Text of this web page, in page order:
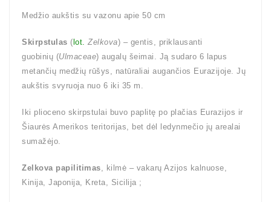
Medžio aukštis su vazonu apie 50 cm
Skirpstulas ( lot. Zelkova) – gentis, priklausanti
guobinių (Ulmaceae) augalų šeimai. Ją sudaro 6 lapus
metančių medžių rūšys, natūraliai augančios Eurazijoje. Jų
aukštis svyruoja nuo 6 iki 35 m.
Iki plioceno skirpstulai buvo paplitę po plačias Eurazijos ir
Šiaurės Amerikos teritorijas, bet dėl ledynmečio jų arealai
sumažėjo.
Zelkova papilitimas, kilmė – vakarų Azijos kalnuose,
Kinija, Japonija, Kreta, Sicilija ;